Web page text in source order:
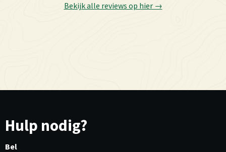
Bekijk alle reviews op hier →
Hulp nodig?
Bel